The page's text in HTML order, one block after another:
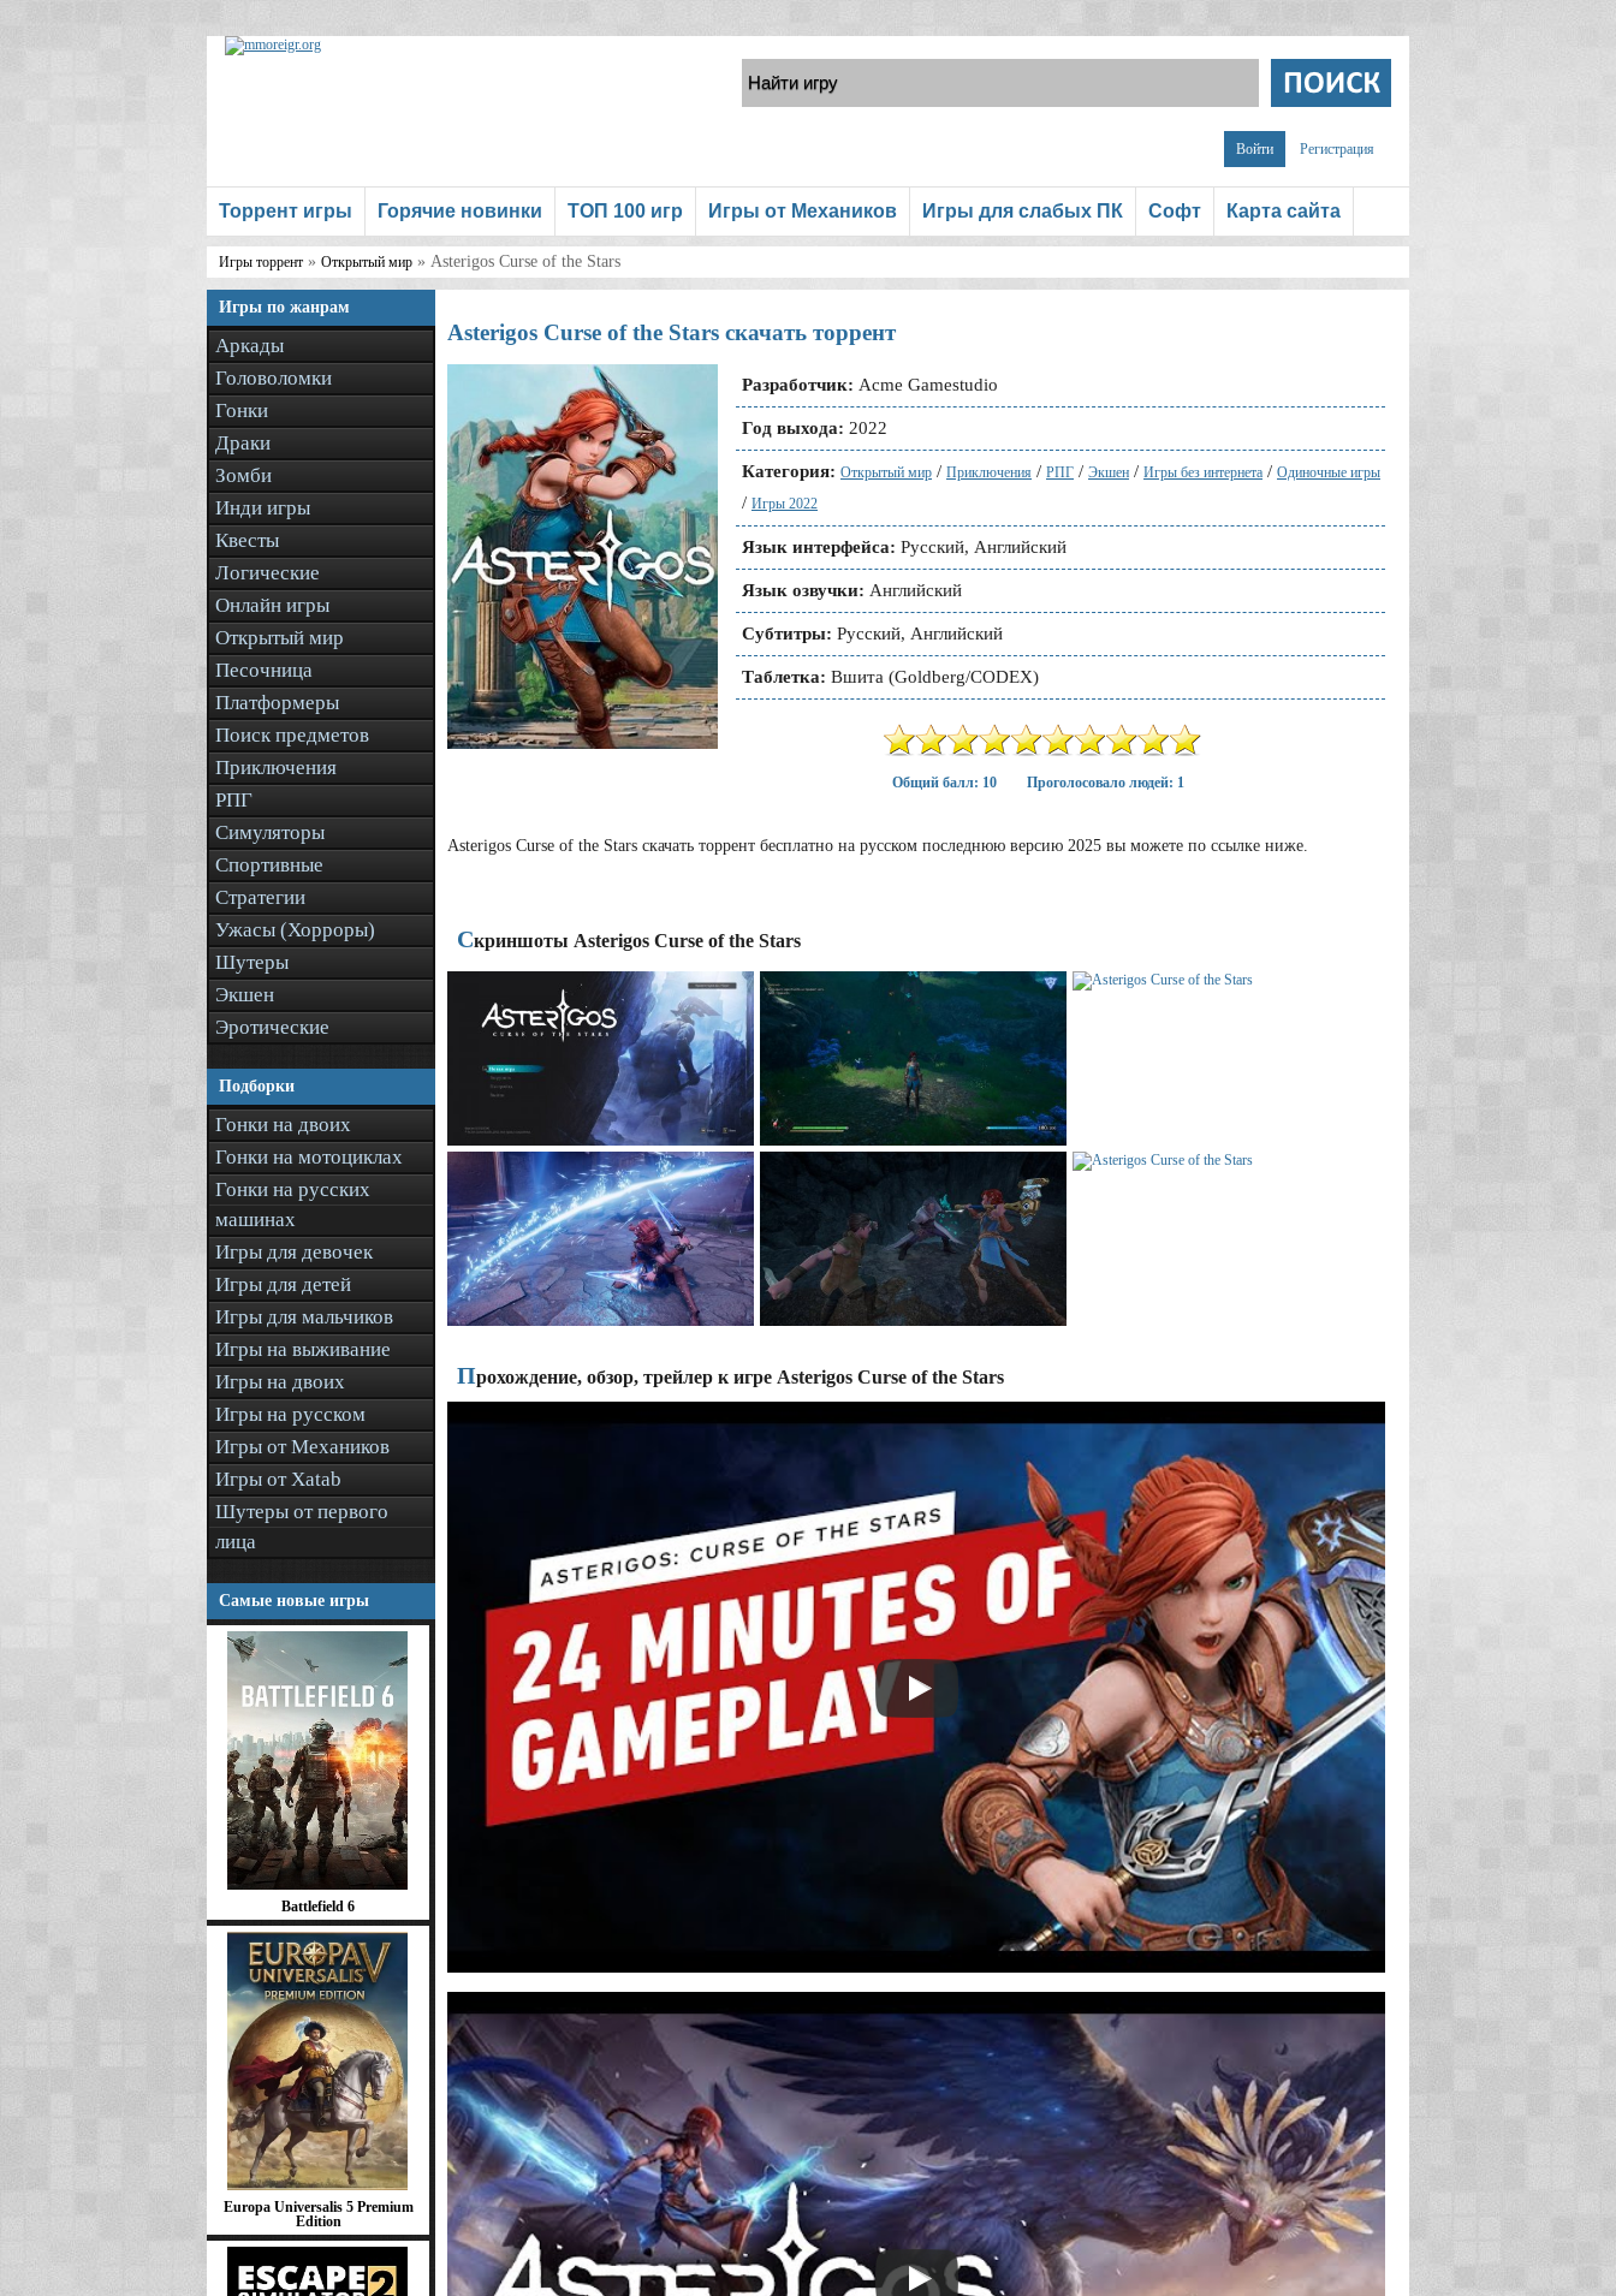
Войти Регистрация
Торрент игры Горячие новинки ТОП 100 игр Игры от Механиков Игры для слабых ПК Софт Карта сайта
Игры торрент » Открытый мир » Asterigos Curse of the Stars
Игры по жанрам
Аркады
Головоломки
Гонки
Драки
Зомби
Инди игры
Квесты
Логические
Онлайн игры
Открытый мир
Песочница
Платформеры
Поиск предметов
Приключения
РПГ
Симуляторы
Спортивные
Стратегии
Ужасы (Хорроры)
Шутеры
Экшен
Эротические
Подборки
Гонки на двоих
Гонки на мотоциклах
Гонки на русских
машинах
Игры для девочек
Игры для детей
Игры для мальчиков
Игры на выживание
Игры на двоих
Игры на русском
Игры от Механиков
Игры от Xatab
Шутеры от первого
лица
Самые новые игры
Battlefield 6
Europa Universalis 5 Premium
Edition
Asterigos Curse of the Stars скачать торрент
Разработчик: Acme Gamestudio
Год выхода: 2022
Категория: Открытый мир / Приключения / РПГ / Экшен / Игры без интернета / Одиночные игры
/ Игры 2022
Язык интерфейса: Русский, Английский
Язык озвучки: Английский
Субтитры: Русский, Английский
Таблетка: Вшита (Goldberg/CODEX)
Общий балл: 10 Проголосовало людей: 1
Asterigos Curse of the Stars скачать торрент бесплатно на русском последнюю версию 2025 вы можете по ссылке ниже.
Скриншоты Asterigos Curse of the Stars
Прохождение, обзор, трейлер к игре Asterigos Curse of the Stars